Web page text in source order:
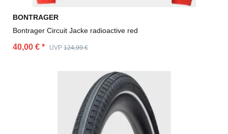
BONTRAGER
Bontrager Circuit Jacke radioactive red
40,00 € * UVP 124,99 €